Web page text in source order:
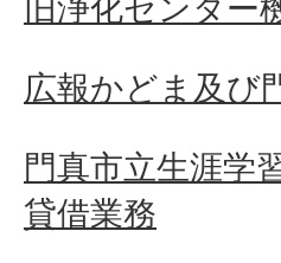
旧浄化センター
広報かどま及び
門真市立生涯学
貸借業務